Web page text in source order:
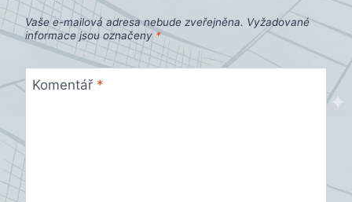
Vaše e-mailová adresa nebude zveřejněna. Vyžadované
informace jsou označeny *
Komentář *